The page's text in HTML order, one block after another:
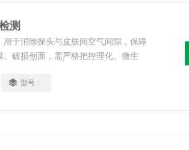
测
于消除探头与皮肤间空气间隙，保障
破损创面，需严格把控理化、微生
型号：